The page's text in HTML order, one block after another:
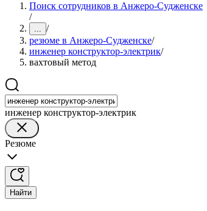
Поиск сотрудников в Анжеро-Судженске
/
... /
резюме в Анжеро-Судженске/
инженер конструктор-электрик/
вахтовый метод
инженер конструктор-электрик
Резюме
Найти